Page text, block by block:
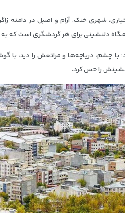
شهری خنک، آرام و اصیل در دامنه
دلنشینی برای هر گردشگری است که
با چشم، دریاچه‌ها و مراتعش را دید،
را حس کرد.